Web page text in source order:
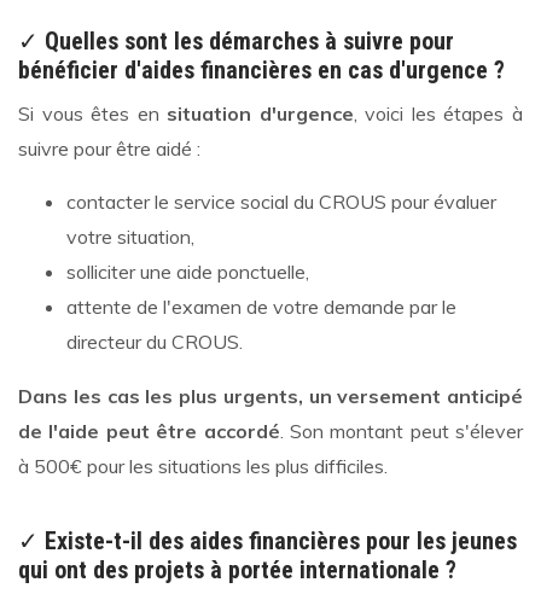
✓ Quelles sont les démarches à suivre pour
bénéficier d'aides financières en cas d'urgence ?
Si vous êtes en situation d'urgence, voici les étapes à
suivre pour être aidé :
contacter le service social du CROUS pour évaluer
votre situation,
solliciter une aide ponctuelle,
attente de l'examen de votre demande par le
directeur du CROUS.
Dans les cas les plus urgents, un versement anticipé
de l'aide peut être accordé. Son montant peut s'élever
à 500€ pour les situations les plus difficiles.
✓ Existe-t-il des aides financières pour les jeunes
qui ont des projets à portée internationale ?